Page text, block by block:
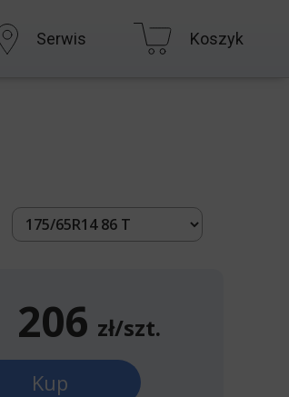
Serwis Koszyk
206 zł/szt.
Kup